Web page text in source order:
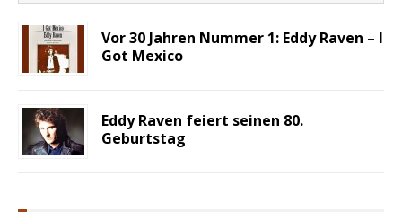
Vor 30 Jahren Nummer 1: Eddy Raven – I
Got Mexico
Eddy Raven feiert seinen 80.
Geburtstag